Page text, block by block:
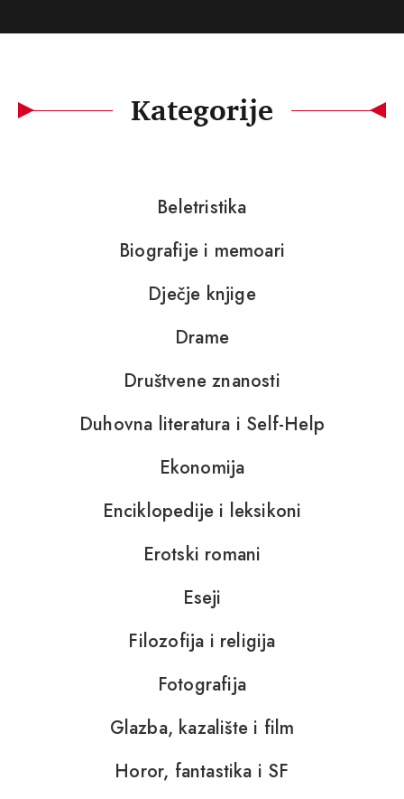
Kategorije
Beletristika
Biografije i memoari
Dječje knjige
Drame
Društvene znanosti
Duhovna literatura i Self-Help
Ekonomija
Enciklopedije i leksikoni
Erotski romani
Eseji
Filozofija i religija
Fotografija
Glazba, kazalište i film
Horor, fantastika i SF